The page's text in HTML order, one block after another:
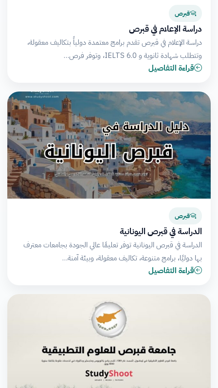
قبرص
دراسة الإعلام في قبرص
دراسة الإعلام في قبرص تقدم برامج معتمدة دولياً بتكاليف معقولة،
وتتطلب شهادة ثانوية و IELTS 6.0، وتوفر فرص…
قراءة التفاصيل
قبرص
الدراسة في قبرص اليونانية
الدراسة في قبرص اليونانية توفر تعليمًا عالي الجودة بجامعات معترف
بها دوليًا، برامج متنوعة، تكاليف معقولة، وبيئة آمنة…
قراءة التفاصيل